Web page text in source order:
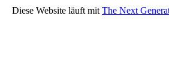
Diese Website läuft mit The Next